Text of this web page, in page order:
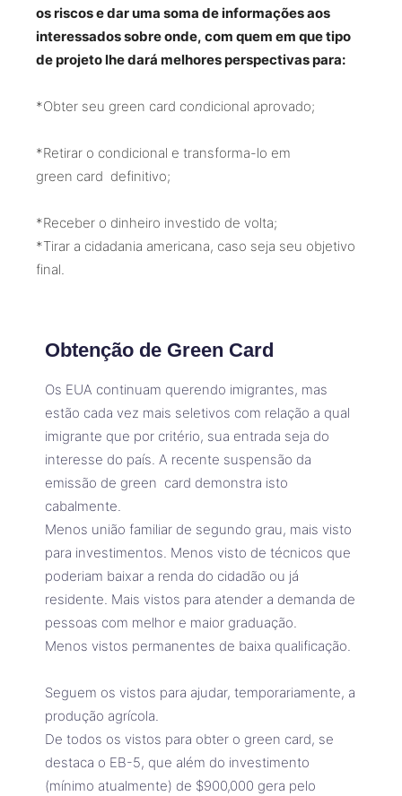
os riscos e dar uma soma de informações aos
interessados sobre onde, com quem em que tipo
de projeto lhe dará melhores perspectivas para:
*Obter seu green card condicional aprovado;
*Retirar o condicional e transforma-lo em
green card definitivo;
*Receber o dinheiro investido de volta;
*Tirar a cidadania americana, caso seja seu objetivo
final.
Obtenção de Green Card
Os EUA continuam querendo imigrantes, mas
estão cada vez mais seletivos com relação a qual
imigrante que por critério, sua entrada seja do
interesse do país. A recente suspensão da
emissão de green card demonstra isto
cabalmente.
Menos união familiar de segundo grau, mais visto
para investimentos. Menos visto de técnicos que
poderiam baixar a renda do cidadão ou já
residente. Mais vistos para atender a demanda de
pessoas com melhor e maior graduação.
Menos vistos permanentes de baixa qualificação.
Seguem os vistos para ajudar, temporariamente, a
produção agrícola.
De todos os vistos para obter o green card, se
destaca o EB-5, que além do investimento
(mínimo atualmente) de $900,000 gera pelo